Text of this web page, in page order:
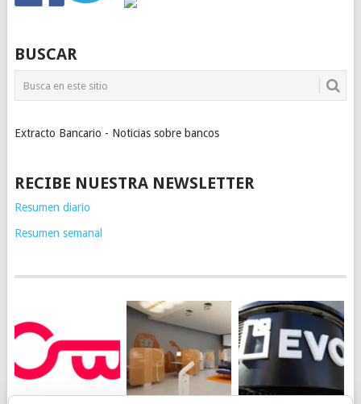
BUSCAR
Extracto Bancario - Noticias sobre bancos
RECIBE NUESTRA NEWSLETTER
Resumen diario
Resumen semanal